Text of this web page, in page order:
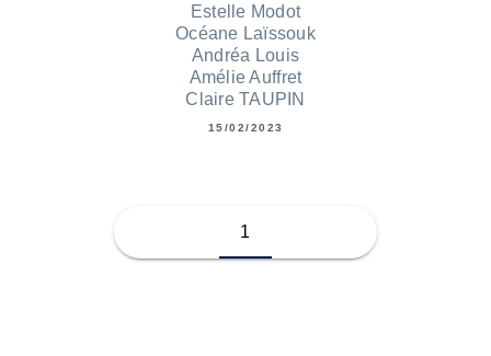
Estelle Modot
Océane Laïssouk
Andréa Louis
Amélie Auffret
Claire TAUPIN
15/02/2023
1